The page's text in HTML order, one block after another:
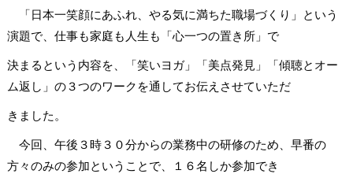
「日本一笑顔にあふれ、やる気に満ちた職場づくり」という
演題で、仕事も家庭も人生も「心一つの置き所」で
決まるという内容を、「笑いヨガ」「美点発見」「傾聴とオー
ム返し」の３つのワークを通してお伝えさせていただ
きました。
今回、午後３時３０分からの業務中の研修のため、早番の
方々のみの参加ということで、１６名しか参加でき